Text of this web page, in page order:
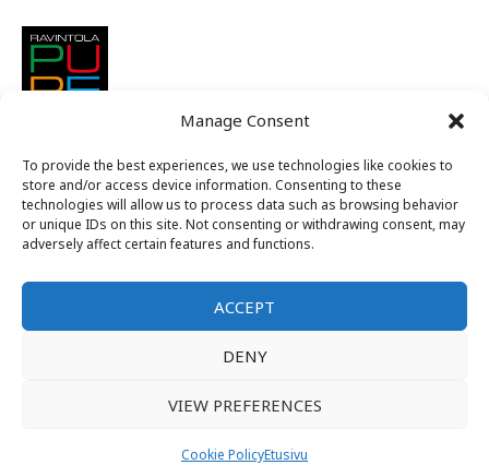
Manage Consent
To provide the best experiences, we use technologies like cookies to
store and/or access device information. Consenting to these
technologies will allow us to process data such as browsing behavior
or unique IDs on this site. Not consenting or withdrawing consent, may
adversely affect certain features and functions.
ACCEPT
DENY
VIEW PREFERENCES
Cookie PolicyEtusivu
Suomen nuorkauppakamarit ry
Kansallinen jäsenintra